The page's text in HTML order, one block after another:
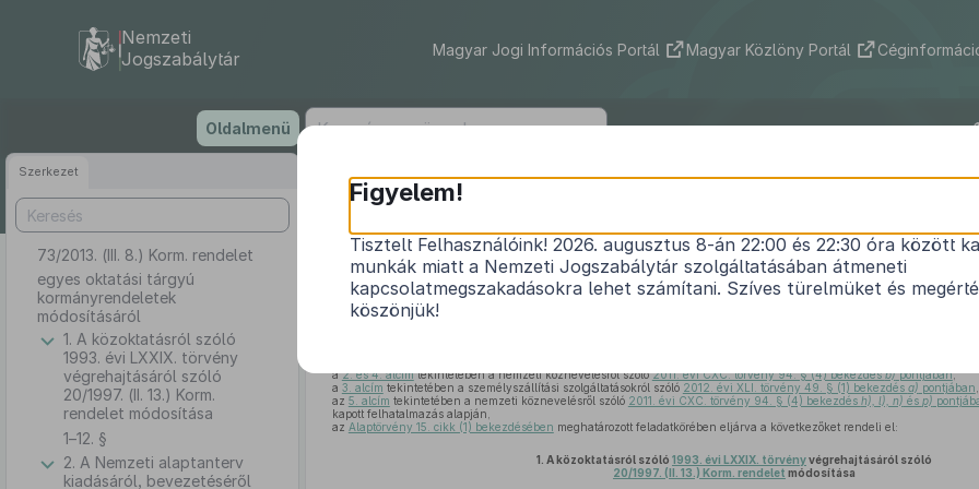
tartalomra
Nemzeti
Jogszabálytár
Magyar Jogi Információs Portál Magyar Közlöny Portál
Oldalmenü
Szerkezet
73/2013. (III. 8.) Korm. rendelet
egyes oktatási tárgyú
kormányrendeletek
módosításáról
1. A közoktatásról szóló
1993. évi LXXIX. törvény
végrehajtásáról szóló
20/1997. (II. 13.) Korm.
rendelet módosítása
1–12. §
2. A Nemzeti alaptanterv
kiadásáról, bevezetéséről
73/2013. (III. 8.) Korm. rendelet
egyes oktatási tárgyú kormányrendeletek
Hatályos: 2013. 03. 10. – 2014. 09. 04.
a2. és 4. alcímtekintetében a nemzeti köznevelésről szóló2011. évi CXC. törvény 94. § (4) bekezdésb)pontjában,
a 3. alcím tekintetében a személyszállítási szolgáltatásokról szóló 2012. évi XLI. törvény 49. § (1) bekezdés a) pontjában
az 5. alcím tekintetében a nemzeti köznevelésről szóló 2011. évi CXC. törvény 94. § (4) bekezdés h), l), n) és p)
kapott felhatalmazás alapján,
az Alaptörvény 15. cikk (1) bekezdésében meghatározott feladatkörében eljárva a következőket rendeli el:
1. A közoktatásról szóló 1993. évi LXXIX. törvényvégrehajtásáról szóló
20/1997. (II. 13.) Korm. rendelet módosítása
Figyelem!
Tisztelt Felhasználóink! 2026. augusztus 8-án 22:00 és 22:30 óra között
munkák miatt a Nemzeti Jogszabálytár szolgáltatásában átmeneti
kapcsolatmegszakadásokra lehet számítani. Szíves türelmüket és
köszönjük!